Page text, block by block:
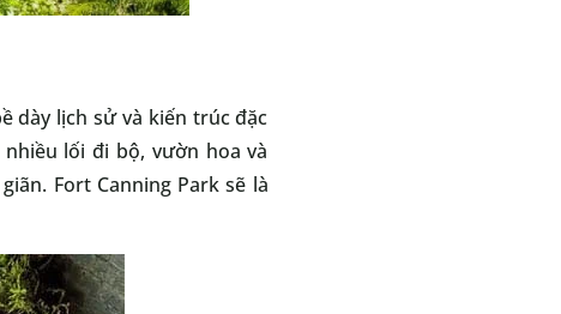
dày lịch sử và kiến trúc đặc
lối đi bộ, vườn hoa và
Fort Canning Park sẽ là